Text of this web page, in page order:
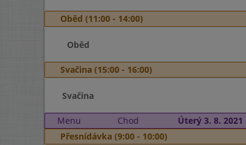
Oběd (11:00 - 14:00)
Oběd
Svačina (15:00 - 16:00)
Svačina
Menu Chod
Úterý 3. 8. 2021
Přesnídávka (9:00 - 10:00)